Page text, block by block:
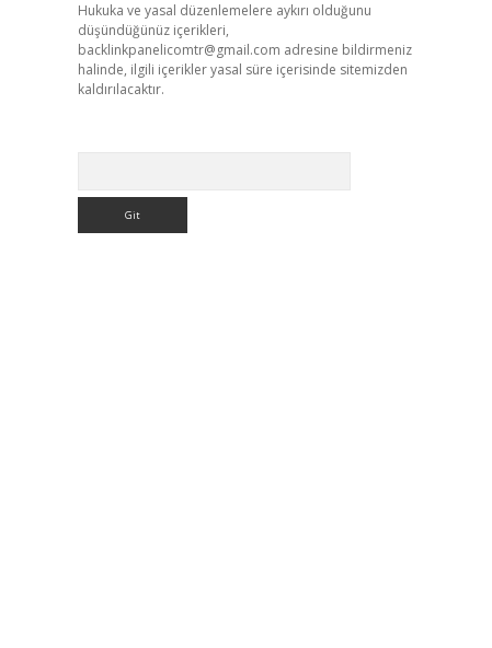
Hukuka ve yasal düzenlemelere aykırı olduğunu
düşündüğünüz içerikleri,
backlinkpanelicomtr@gmail.com adresine bildirmeniz
halinde, ilgili içerikler yasal süre içerisinde sitemizden
kaldırılacaktır.